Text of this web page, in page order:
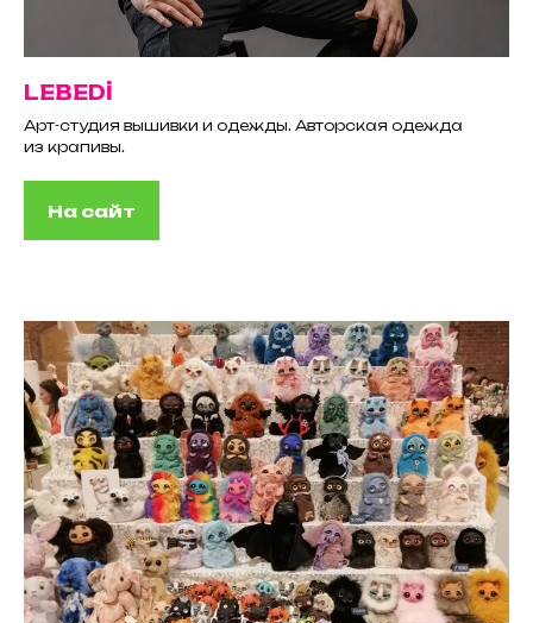
LEBEDİ
Арт-студия вышивки и одежды. Авторская одежда
из крапивы.
На сайт